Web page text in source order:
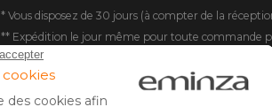
* Vous disposez de 30 jours (à compter de la
** Expédition le jour même pour toute commande